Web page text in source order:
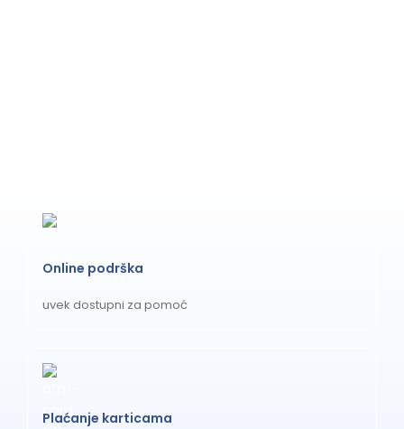
Online podrška
uvek dostupni za pomoć
Plaćanje karticama